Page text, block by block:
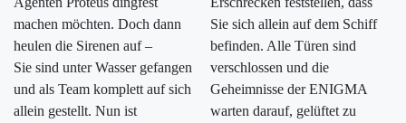
machen möchten. Doch dann
heulen die Sirenen auf –
Sie sind unter Wasser gefangen
und als Team komplett auf sich
allein gestellt. Nun ist
Sie sich allein auf dem Schiff
befinden. Alle Türen sind
verschlossen und die
Geheimnisse der ENIGMA
warten darauf, gelüftet zu